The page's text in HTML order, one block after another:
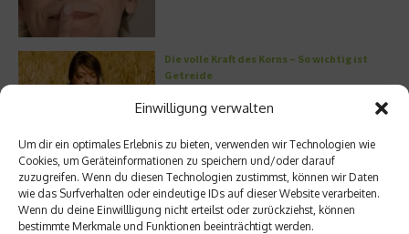
Einwilligung verwalten
Um dir ein optimales Erlebnis zu bieten, verwenden wir Technologien wie
Cookies, um Geräteinformationen zu speichern und/oder darauf
zuzugreifen. Wenn du diesen Technologien zustimmst, können wir Daten
wie das Surfverhalten oder eindeutige IDs auf dieser Website verarbeiten.
Wenn du deine Einwillligung nicht erteilst oder zurückziehst, können
bestimmte Merkmale und Funktionen beeinträchtigt werden.
Die volle Kraft des Korns – So wichtig ist
Getreide
Entzündung der Nebenhöhlen: Symptome
und verschiedene Formen